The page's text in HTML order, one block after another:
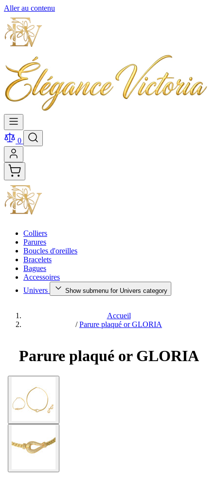
Aller au contenu
0
Colliers
Parures
Boucles d'oreilles
Bracelets
Bagues
Accessoires
Univers
Show submenu for Univers category
Accueil
/ Parure plaqué or GLORIA
Parure plaqué or GLORIA